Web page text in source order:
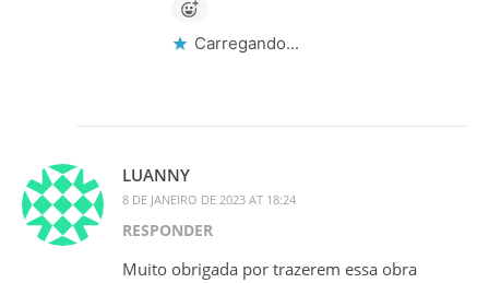
Carregando...
LUANNY
8 DE JANEIRO DE 2023 AT 18:24
RESPONDER
Muito obrigada por trazerem essa obra